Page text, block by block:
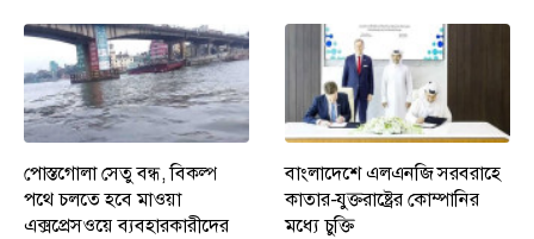
পোস্তগোলা সেতু বন্ধ, বিকল্প
পথে চলতে হবে মাওয়া
এক্সপ্রেসওয়ে ব্যবহারকারীদের
বাংলাদেশে এলএনজি সরবরাহে
কাতার-যুক্তরাষ্ট্রের কোম্পানির
মধ্যে চুক্তি